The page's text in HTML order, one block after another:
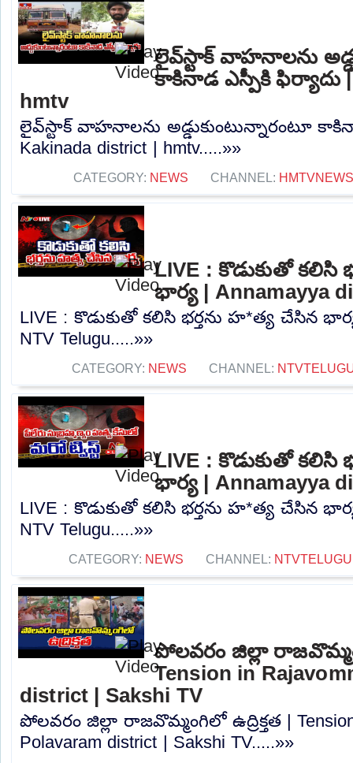
లైవ్‌స్టాక్ వాహనాలను
కాకినాడ ఎస్పీకి ఫిర్యాదు
hmtv
లైవ్‌స్టాక్ వాహనాలను అడ్డుకుంటున్నారంటూ
Kakinada district | hmtv.....»»
CATEGORY: NEWS CHANNEL: HMTVNEWS
LIVE : కొడుకుతో కలిసి
భార్య | Annamayya
LIVE : కొడుకుతో కలిసి భర్తను హ*త్య చేసిన
NTV Telugu.....»»
CATEGORY: NEWS CHANNEL:
LIVE : కొడుకుతో కలిసి
భార్య | Annamayya
LIVE : కొడుకుతో కలిసి భర్తను హ*త్య చేసిన
NTV Telugu.....»»
CATEGORY: NEWS CHANNEL: NTVTELUGU
పోలవరం జిల్లా
Tension in
district | Sakshi TV
పోలవరం జిల్లా రాజవొమ్మంగిలో ఉద్రిక్తత | Tension
Polavaram district | Sakshi TV.....»»